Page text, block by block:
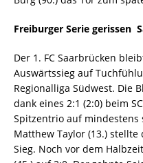
Freiburger Serie gerissen
Der 1. FC Saarbrücken
Auswärtssieg auf
Regionalliga Südwest. Die
dank eines 2:1 (2:0) beim
Spitzentrio auf mindestens
Matthew Taylor (13.)
Sieg. Noch vor dem